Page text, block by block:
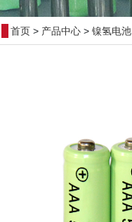
首页 > 产品中心 > 镍氢电池